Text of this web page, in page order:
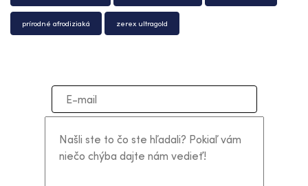
prírodné afrodiziaká zerex ultragold